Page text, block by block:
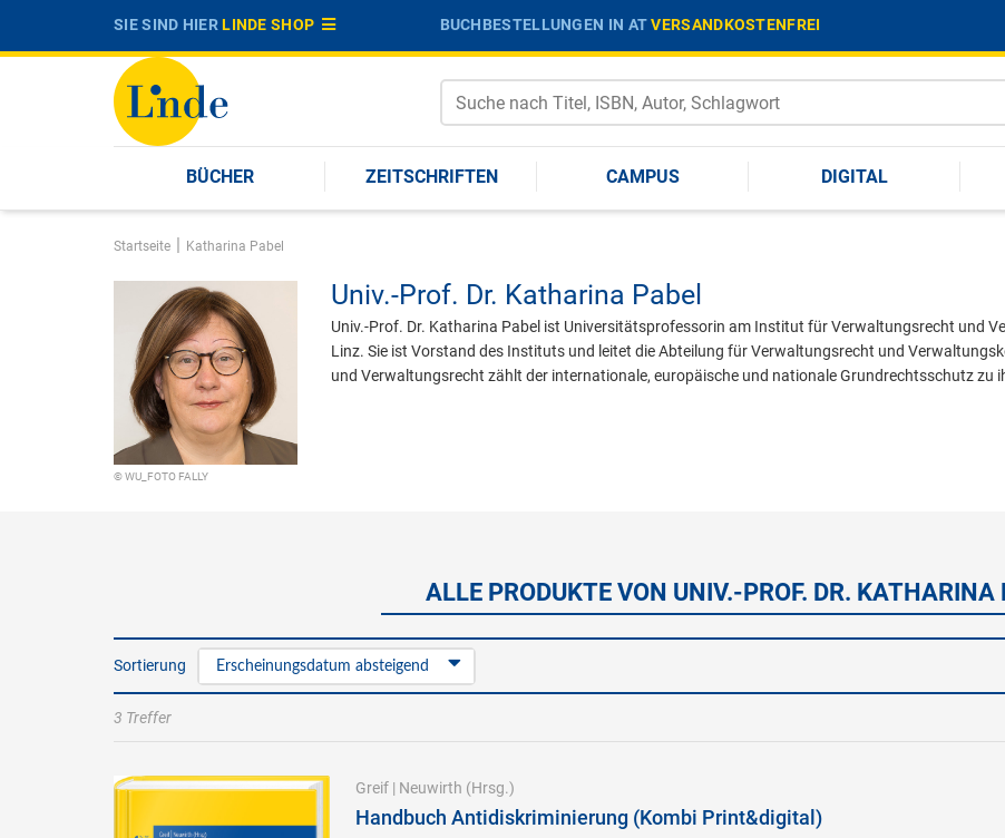
SIE SIND HIERLINDE SHOP BUCHBESTELLUNGEN IN ATVERSANDKOSTENFREI
BÜCHER ZEITSCHRIFTEN CAMPUS DIGITAL
Startseite | Katharina Pabel
© WU_FOTO FALLY
Univ.-Prof. Dr. Katharina Pabel
Univ.-Prof. Dr. Katharina Pabel ist Universitätsprofessorin am Institut für Verwaltungsrecht und
Linz. Sie ist Vorstand des Instituts und leitet die Abteilung für Verwaltungsrecht und
und Verwaltungsrecht zählt der internationale, europäische und nationale Grundrechtsschutz zu
ALLE PRODUKTE VON UNIV.-PROF. DR. KATHARINA
Sortierung Erscheinungsdatum absteigend
3 Treffer
Greif| Neuwirth (Hrsg.)
Handbuch Antidiskriminierung (Kombi Print&digital)